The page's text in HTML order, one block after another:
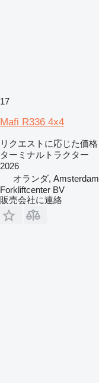
17
Mafi R336 4x4
リクエストに応じた価格
ターミナルトラクター
2026
オランダ, Amsterdam
Forkliftcenter BV
販売会社に連絡